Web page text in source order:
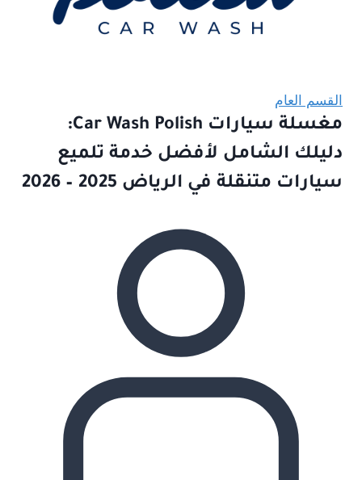
القسم العام
مغسلة سيارات Car Wash Polish:
دليلك الشامل لأفضل خدمة تلميع
سيارات متنقلة في الرياض 2025 – 2026